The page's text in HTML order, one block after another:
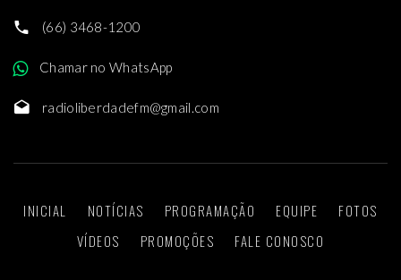
(66) 3468-1200
Chamar no WhatsApp
radioliberdadefm@gmail.com
INICIAL NOTÍCIAS PROGRAMAÇÃO EQUIPE
FOTOS
VÍDEOS
PROMOÇÕES FALE CONOSCO